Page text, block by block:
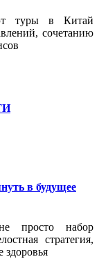
туры в Китай
сочетанию
в будущее
просто набор
стратегия,
здоровья